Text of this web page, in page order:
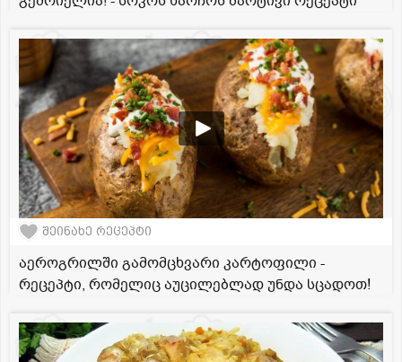
შეინახე რეცეპტი
აეროგრილში გამომცხვარი კარტოფილი -
რეცეპტი, რომელიც აუცილებლად უნდა სცადოთ!